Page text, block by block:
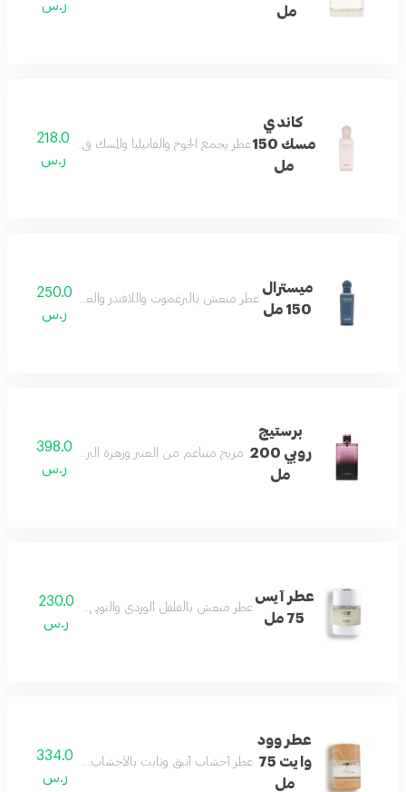
مل
ر.س
كاندي
مسك 150
مل
عطر يجمع الخوخ والفانيليا والمسك في مزيج متوازن
218.0
ر.س
ميسترال
150 مل
عطر منعش بالبرغموت واللافندر والعنبر يمنح دفئاً
250.0
ر.س
برستيج
روبي 200
مل
مزيج متناغم من العنبر وزهرة البرتقال المنعشة
398.0
ر.س
عطر آيس
75 مل
عطر منعش بالفلفل الوردي والتوبي روز مع المسك
230.0
ر.س
عطر وود
وايت 75
مل
عطر أخشاب أنيق وثابت بالأخشاب البيضاء يمنح
334.0
ر.س